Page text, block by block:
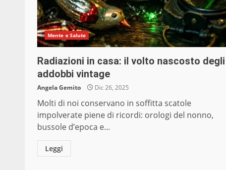
Mente e Salute
Radiazioni in casa: il volto nascosto degli
addobbi vintage
Angela Gemito Dic 26, 2025
Molti di noi conservano in soffitta scatole
impolverate piene di ricordi: orologi del nonno,
bussole d’epoca e...
Leggi